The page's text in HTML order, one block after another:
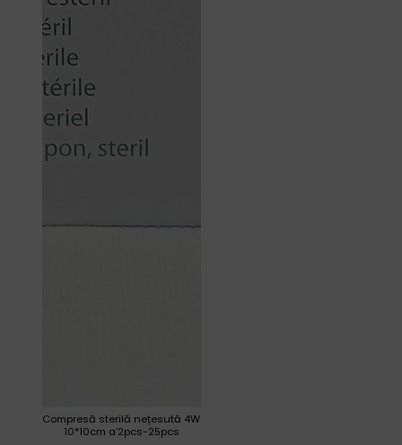
Compresă sterilă nețesută 4W
10*10cm a’2pcs-25pcs